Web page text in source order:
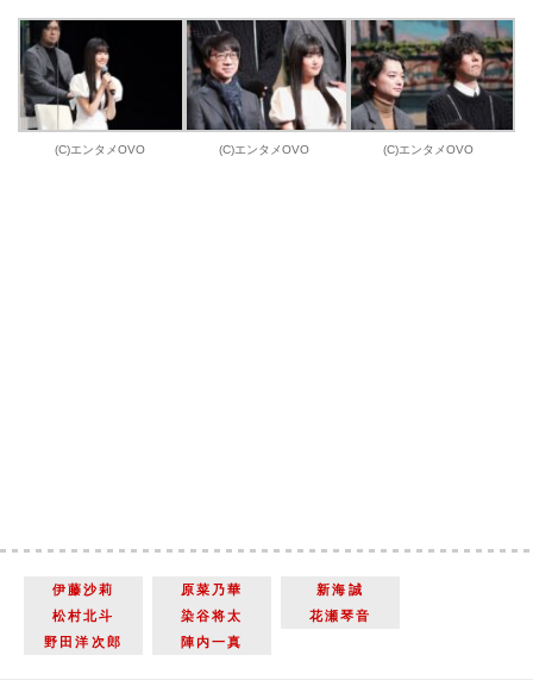
(C)エンタメOVO (C)エンタメOVO (C)エンタメOVO
伊藤沙莉 原菜乃華
新海誠
松村北斗
染谷将太
花瀬琴音
野田洋次郎
陣内一真